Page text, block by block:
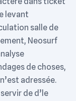
levant
salle de
Neosurf
de choses,
adressée.
de d’le